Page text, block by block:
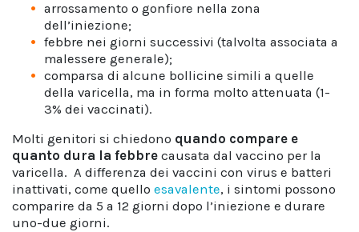
arrossamento o gonfiore nella zona
dell’iniezione;
febbre nei giorni successivi (talvolta associata a
malessere generale);
comparsa di alcune bollicine simili a quelle
della varicella, ma in forma molto attenuata (1-
3% dei vaccinati).
Molti genitori si chiedono quando compare e
quanto dura la febbre causata dal vaccino per la
varicella. A differenza dei vaccini con virus e batteri
inattivati, come quello esavalente, i sintomi possono
comparire da 5 a 12 giorni dopo l’iniezione e durare
uno-due giorni.